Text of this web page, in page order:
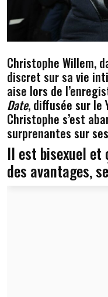
Christophe Willem,
discret sur sa vie
aise lors de
Date, diffusée sur le
Christophe s’est
surprenantes sur
Il est bisexuel et
des avantages,